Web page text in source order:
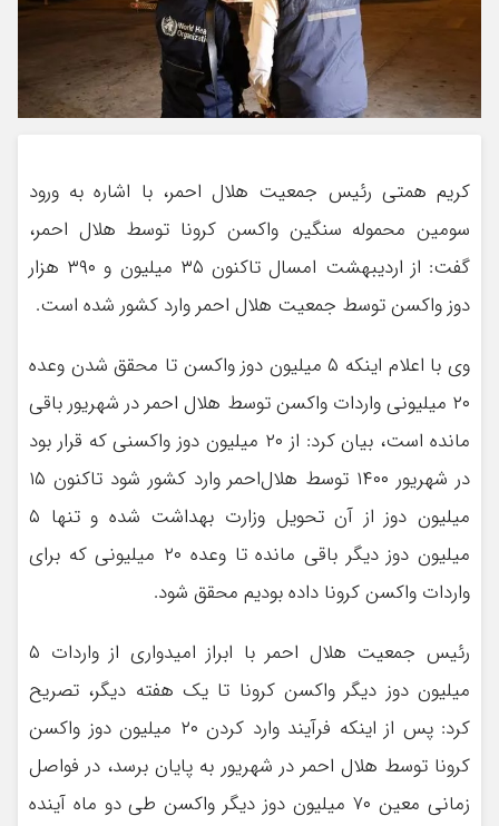
کریم همتی رئیس جمعیت هلال احمر، با اشاره به ورود
سومین محموله سنگین واکسن کرونا توسط هلال احمر،
گفت: از اردیبهشت امسال تاکنون ۳۵ میلیون و ۳۹۰ هزار
دوز واکسن توسط جمعیت هلال احمر وارد کشور شده است.
وی با اعلام اینکه ۵ میلیون دوز واکسن تا محقق شدن وعده
۲۰ میلیونی واردات واکسن توسط هلال احمر در شهریور باقی
مانده است، بیان کرد: از ۲۰ میلیون دوز واکسنی که قرار بود
در شهریور ۱۴۰۰ توسط هلال‌احمر وارد کشور شود تاکنون ۱۵
میلیون دوز از آن تحویل وزارت بهداشت شده و تنها ۵
میلیون دوز دیگر باقی مانده تا وعده ۲۰ میلیونی که برای
واردات واکسن کرونا داده بودیم محقق شود.
رئیس جمعیت هلال احمر با ابراز امیدواری از واردات ۵
میلیون دوز دیگر واکسن کرونا تا یک هفته دیگر، تصریح
کرد: پس از اینکه فرآیند وارد کردن ۲۰ میلیون دوز واکسن
کرونا توسط هلال احمر در شهریور به پایان برسد، در فواصل
زمانی معین ۷۰ میلیون دوز دیگر واکسن طی دو ماه آینده